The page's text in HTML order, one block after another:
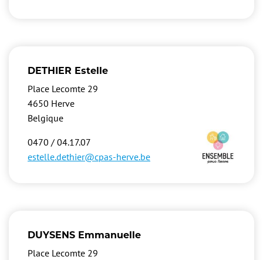
DETHIER Estelle
Place Lecomte 29
4650 Herve
Belgique
Image
0470 / 04.17.07
estelle.dethier@cpas-herve.be
DUYSENS Emmanuelle
Place Lecomte 29